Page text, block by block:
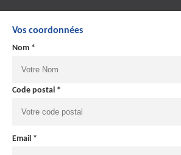
Vos coordonnées
Nom *
Code postal *
Email *